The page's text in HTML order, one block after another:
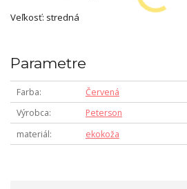
Veľkosť: stredná
Parametre
Farba
Červená
Výrobca
Peterson
materiál
ekokoža